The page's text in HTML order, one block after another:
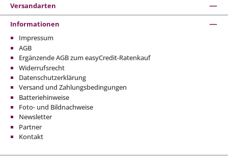
Versandarten
Informationen
Impressum
AGB
Ergänzende AGB zum easyCredit-Ratenkauf
Widerrufsrecht
Datenschutzerklärung
Versand und Zahlungsbedingungen
Batteriehinweise
Foto- und Bildnachweise
Newsletter
Partner
Kontakt